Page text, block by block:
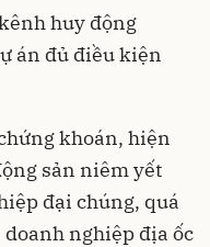
huy động
án đủ điều kiện
khoán, hiện
sản niêm yết
đại chúng, quá
nghiệp địa ốc